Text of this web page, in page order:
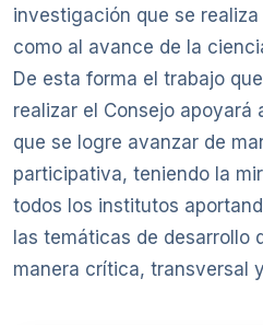
investigación que se
como al avance de la
De esta forma el trabajo
realizar el Consejo apoyará
que se logre avanzar de
participativa, teniendo la
todos los institutos
las temáticas de desarrollo
manera crítica, transversal